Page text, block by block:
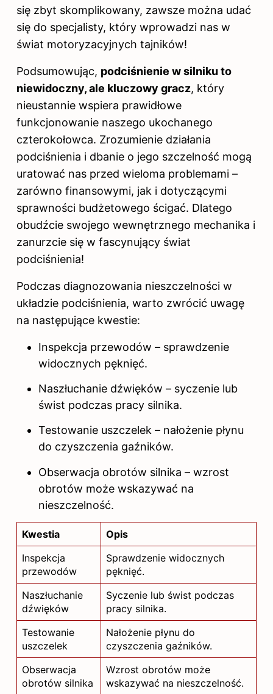
się zbyt skomplikowany, zawsze można udać
się do specjalisty, który wprowadzi nas w
świat motoryzacyjnych tajników!
Podsumowując, podciśnienie w silniku to
niewidoczny, ale kluczowy gracz, który
nieustannie wspiera prawidłowe
funkcjonowanie naszego ukochanego
czterokołowca. Zrozumienie działania
podciśnienia i dbanie o jego szczelność mogą
uratować nas przed wieloma problemami –
zarówno finansowymi, jak i dotyczącymi
sprawności budżetowego ścigać. Dlatego
obudźcie swojego wewnętrznego mechanika i
zanurzcie się w fascynujący świat
podciśnienia!
Podczas diagnozowania nieszczelności w
układzie podciśnienia, warto zwrócić uwagę
na następujące kwestie:
Inspekcja przewodów – sprawdzenie
widocznych pęknięć.
Naszłuchanie dźwięków – syczenie lub
świst podczas pracy silnika.
Testowanie uszczelek – nałożenie płynu
do czyszczenia gaźników.
Obserwacja obrotów silnika – wzrost
obrotów może wskazywać na
nieszczelność.
Kwestia
Opis
Inspekcja
przewodów
Sprawdzenie widocznych
pęknięć.
Naszłuchanie
dźwięków
Syczenie lub świst podczas
pracy silnika.
Testowanie
uszczelek
Nałożenie płynu do
czyszczenia gaźników.
Obserwacja
obrotów silnika
Wzrost obrotów może
wskazywać na nieszczelność.